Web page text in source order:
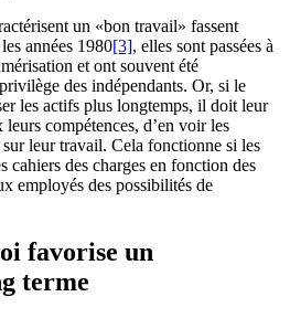
un «bon travail» fassent
années 1980[3], elles sont passées à
et ont souvent été
des indépendants. Or, si le
les actifs plus longtemps, il doit leur
compétences, d’en voir les
leur travail. Cela fonctionne si les
cahiers des charges en fonction des
employés des possibilités de
favorise un
terme